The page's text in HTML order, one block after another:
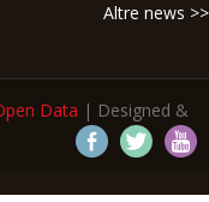
Altre news >>
Data | Designed &